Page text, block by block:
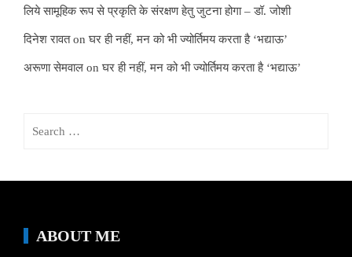
लिये सामूहिक रूप से प्रकृति के संरक्षण हेतु जुटना होगा – डॉ. जोशी
दिनेश रावतonघर ही नहीं, मन को भी ज्योर्तिमय करता है ‘भद्याऊ’
अरूणा सेमवाल onघर ही नहीं, मन को भी ज्योर्तिमय करता है ‘भद्याऊ’
ABOUT ME